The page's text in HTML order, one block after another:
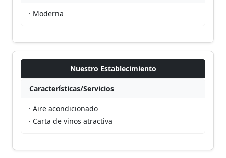
· Moderna
Nuestro Establecimiento
Características/Servicios
· Aire acondicionado
· Carta de vinos atractiva